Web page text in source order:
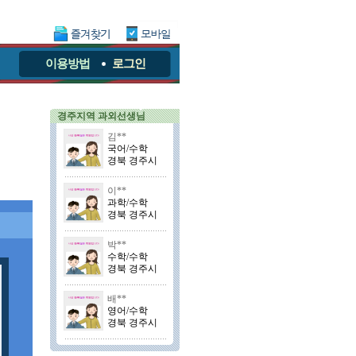
이용방법 로그인
경주지역 과외선생님
김**
국어/수학
경북 경주시
이**
과학/수학
경북 경주시
박**
수학/수학
경북 경주시
배**
영어/수학
경북 경주시